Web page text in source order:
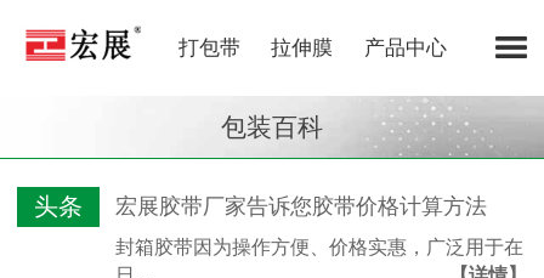
打包带 拉伸膜 产品中心
包装百科
头条 宏展胶带厂家告诉您胶带价格计算方法
封箱胶带因为操作方便、价格实惠，广泛用于在